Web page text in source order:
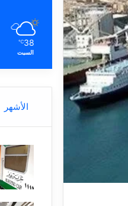
38
℃
السبت
الأشهر